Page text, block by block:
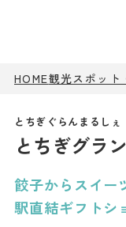
HOME観光スポット
とちぎグラ
餃子からスイー
駅直結ギフトシ